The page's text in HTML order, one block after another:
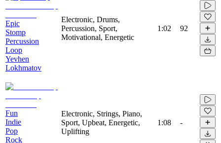
Epic
Stomp
Percussion
Loop
Yevhen
Lokhmatov
Electronic, Drums,
Percussion, Sport,
Motivational, Energetic
1:02 92
Fun
Indie
Pop
Rock
Electronic, Strings, Piano,
Sport, Upbeat, Energetic,
Uplifting
1:08 -